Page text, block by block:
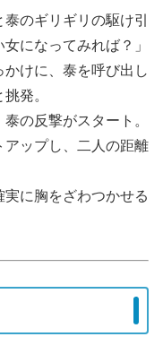
のギリギリの駆け引
になってみれば？」
けに、泰を呼び出し
発。
の反撃がスタート。
ップし、二人の距離
に胸をざわつかせる